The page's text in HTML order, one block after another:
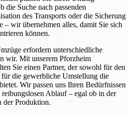
die Suche nach passenden
des Transports oder die Sicherung
– wir übernehmen alles, damit Sie sich
können.
erfordern unterschiedliche
wir. Mit unserem Pforzheim
Sie einen Partner, der sowohl für den
die gewerbliche Umstellung die
Wir passen uns Ihren Bedürfnissen
Ablauf – egal ob in der
der Produktion.